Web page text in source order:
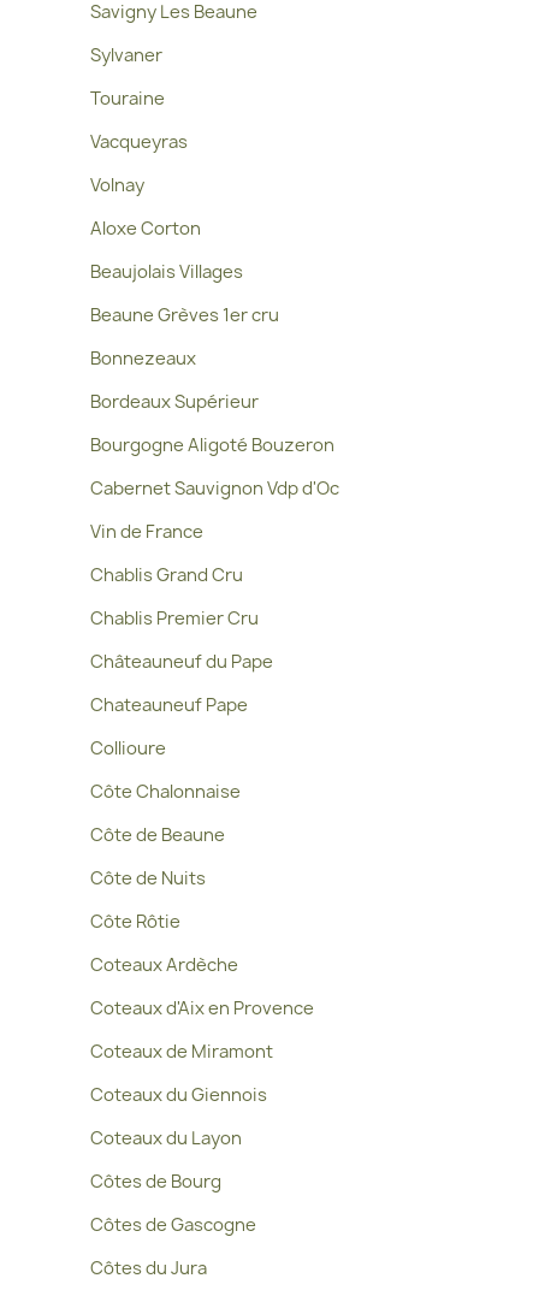
Savigny Les Beaune
Sylvaner
Touraine
Vacqueyras
Volnay
Aloxe Corton
Beaujolais Villages
Beaune Grèves 1er cru
Bonnezeaux
Bordeaux Supérieur
Bourgogne Aligoté Bouzeron
Cabernet Sauvignon Vdp d'Oc
Vin de France
Chablis Grand Cru
Chablis Premier Cru
Châteauneuf du Pape
Chateauneuf Pape
Collioure
Côte Chalonnaise
Côte de Beaune
Côte de Nuits
Côte Rôtie
Coteaux Ardèche
Coteaux d'Aix en Provence
Coteaux de Miramont
Coteaux du Giennois
Coteaux du Layon
Côtes de Bourg
Côtes de Gascogne
Côtes du Jura